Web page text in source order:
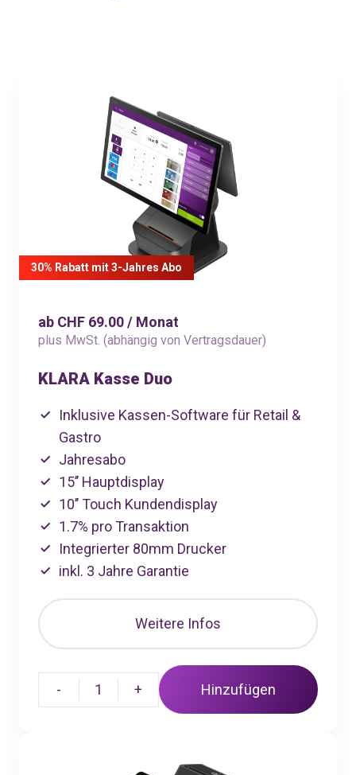
30% Rabatt mit 3-Jahres Abo
ab CHF 69.00 / Monat
plus MwSt. (abhängig von Vertragsdauer)
KLARA Kasse Duo
Inklusive Kassen-Software für Retail &
Gastro
Jahresabo
15’’ Hauptdisplay
10’’ Touch Kundendisplay
1.7% pro Transaktion
Integrierter 80mm Drucker
inkl. 3 Jahre Garantie
Weitere Infos
- 1 + Hinzufügen